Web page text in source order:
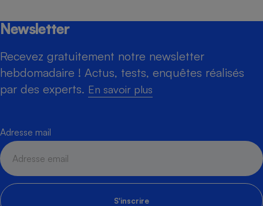
Newsletter
Recevez gratuitement notre newsletter
hebdomadaire ! Actus, tests, enquêtes réalisés
par des experts. En savoir plus
Adresse mail
S'inscrire